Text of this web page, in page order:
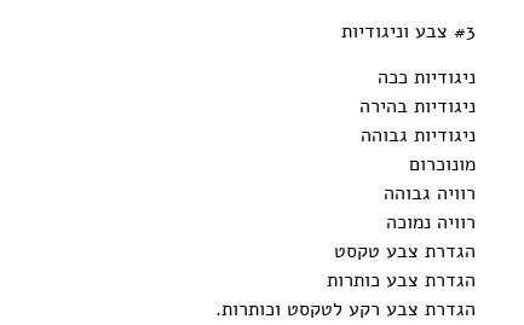
#3 צבע וניגודיות
ניגודיות ככה
ניגודיות בהירה
ניגודיות גבוהה
מונוכרום
רוויה גבוהה
רוויה נמוכה
הגדרת צבע טקסט
הגדרת צבע כותרות
הגדרת צבע רקע לטקסט וכותרות.